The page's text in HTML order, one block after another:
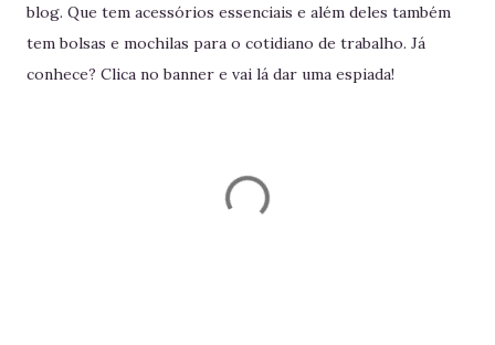
blog. Que tem acessórios essenciais e além deles também
tem bolsas e mochilas para o cotidiano de trabalho. Já
conhece? Clica no banner e vai lá dar uma espiada!